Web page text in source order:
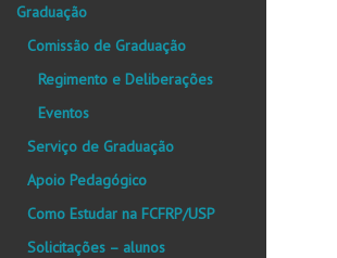
Graduação
Comissão de Graduação
Regimento e Deliberações
Eventos
Serviço de Graduação
Apoio Pedagógico
Como Estudar na FCFRP/USP
Solicitações – alunos